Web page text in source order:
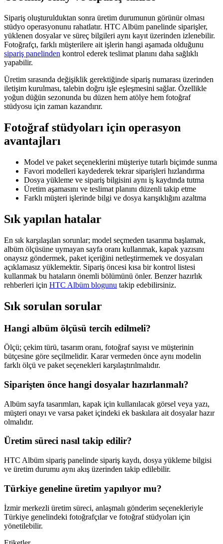
Sipariş oluşturulduktan sonra üretim durumunun görünür olması
stüdyo operasyonunu rahatlatır. HTC Albüm panelinde siparişler,
yüklenen dosyalar ve süreç bilgileri aynı kayıt üzerinden izlenebilir.
Fotoğrafçı, farklı müşterilere ait işlerin hangi aşamada olduğunu
sipariş panelinden kontrol ederek teslimat planını daha sağlıklı
yapabilir.
Üretim sırasında değişiklik gerektiğinde sipariş numarası üzerinden
iletişim kurulması, talebin doğru işle eşleşmesini sağlar. Özellikle
yoğun düğün sezonunda bu düzen hem atölye hem fotoğraf
stüdyosu için zaman kazandırır.
Fotoğraf stüdyoları için operasyon
avantajları
Model ve paket seçeneklerini müşteriye tutarlı biçimde sunma
Favori modelleri kaydederek tekrar siparişleri hızlandırma
Dosya yükleme ve sipariş bilgisini aynı iş kaydında tutma
Üretim aşamasını ve teslimat planını düzenli takip etme
Farklı müşteri işlerinde bilgi ve dosya karışıklığını azaltma
Sık yapılan hatalar
En sık karşılaşılan sorunlar; model seçmeden tasarıma başlamak,
albüm ölçüsüne uymayan sayfa oranı kullanmak, kapak yazısını
onaysız göndermek, paket içeriğini netleştirmemek ve dosyaları
açıklamasız yüklemektir. Sipariş öncesi kısa bir kontrol listesi
kullanmak bu hataların önemli bölümünü önler. Benzer hazırlık
rehberleri için HTC Albüm blogunu takip edebilirsiniz.
Sık sorulan sorular
Hangi albüm ölçüsü tercih edilmeli?
Ölçü; çekim türü, tasarım oranı, fotoğraf sayısı ve müşterinin
bütçesine göre seçilmelidir. Karar vermeden önce aynı modelin
farklı ölçü ve paket seçenekleri karşılaştırılmalıdır.
Siparişten önce hangi dosyalar hazırlanmalı?
Albüm sayfa tasarımları, kapak için kullanılacak görsel veya yazı,
müşteri onayı ve varsa paket içindeki ek baskılara ait dosyalar hazır
olmalıdır.
Üretim süreci nasıl takip edilir?
HTC Albüm sipariş panelinde sipariş kaydı, dosya yükleme bilgisi
ve üretim durumu aynı akış üzerinden takip edilebilir.
Türkiye geneline üretim yapılıyor mu?
İzmir merkezli üretim süreci, anlaşmalı gönderim seçenekleriyle
Türkiye genelindeki fotoğrafçılar ve fotoğraf stüdyoları için
yönetilebilir.